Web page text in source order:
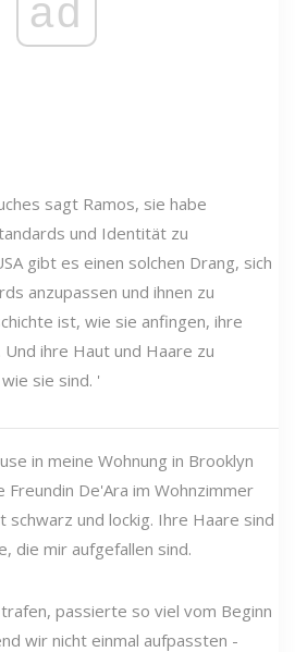
ad
sagt Ramos, sie habe
und Identität zu
gibt es einen solchen Drang, sich
anzupassen und ihnen zu
ist, wie sie anfingen, ihre
ihre Haut und Haare zu
sie sind. '
in meine Wohnung in Brooklyn
De'Ara im Wohnzimmer
schwarz und lockig. Ihre Haare sind
die mir aufgefallen sind.
passierte so viel vom Beginn
wir nicht einmal aufpassten -